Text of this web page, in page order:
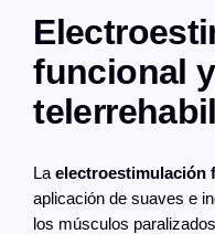
funcional y
Laelectroestimulación
aplicación de suaves e
los músculos